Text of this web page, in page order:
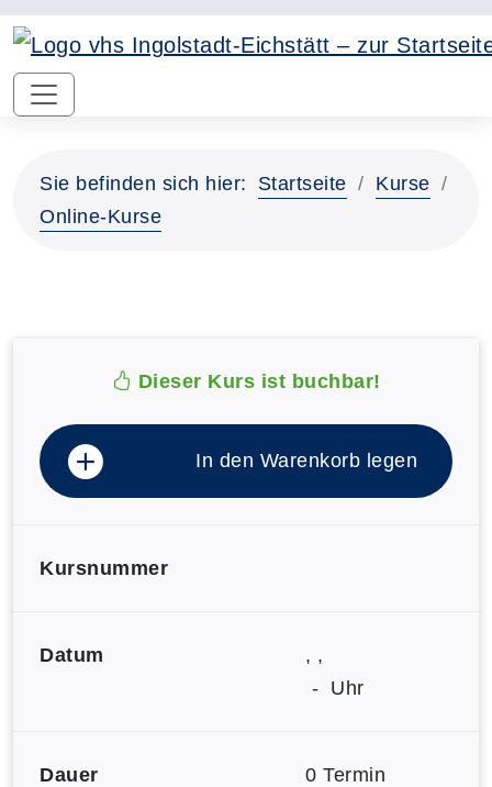
Sie befinden sich hier: Startseite
Kurse
Online-Kurse
Dieser Kurs ist buchbar!
In den Warenkorb legen
Kursnummer
Datum
, ,
- Uhr
Dauer 0 Termin